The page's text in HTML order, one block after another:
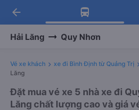
Tải app Vexere ngay!
Nhận ưu đãi thành viên
Tải app Vexere
-30k/ghế khi đặt vé máy
arrow_back
Hải Lăng Quy Nhơn
Vé xe khách xe đi Bình Định từ Quảng Trị
Lăng
Đặt mua vé xe 5 nhà xe đi
Lăng chất lượng cao và giá